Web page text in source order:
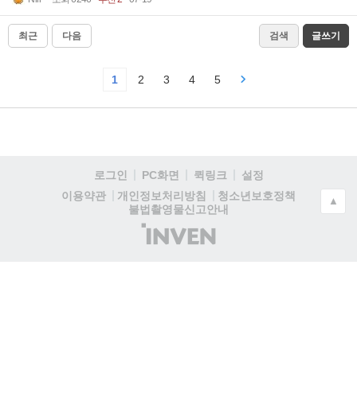
최근 다음 검색 글쓰기
1 2 3 4 5
로그인 PC화면 퀵링크
설정
이용약관
개인정보처리방침
청소년보호정책
불법촬영물신고안내
(주)
인
▲